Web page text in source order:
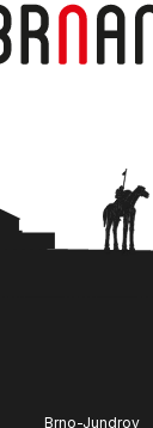
Brno-Jundrov